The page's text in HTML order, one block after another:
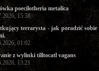
poecilotheria metalica
15:58
terrarysta - jak poradzić sobie
01:02
z wylinki tilltocatl vagans
13:21